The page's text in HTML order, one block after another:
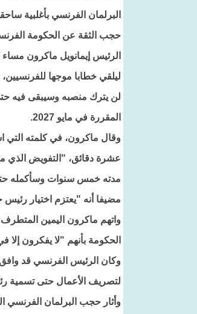
البرلمان الفرنسي بأغلبية
حجب الثقة عن الحكومة
الرئيس إيمانويل ماكرون
ليلقي خطابا موجها
لن يترك منصبه وسيبقى فيه حتى
المقررة في مايو 2027.
وقال ماكرون، في كلمته التي
عشرة دقائق، "التفويض الذي
مدته خمس سنوات وسأكمله
مضيفا أنه "يعتزم اختيار رئيس
واتهم ماكرون اليمين
الحكومة بأنهم "لا يفكرون إلا
وكان الرئيس الفرنسي قد
لتصريف الأعمال حتى تسمية
وأثار حجب البرلمان الفرنسي